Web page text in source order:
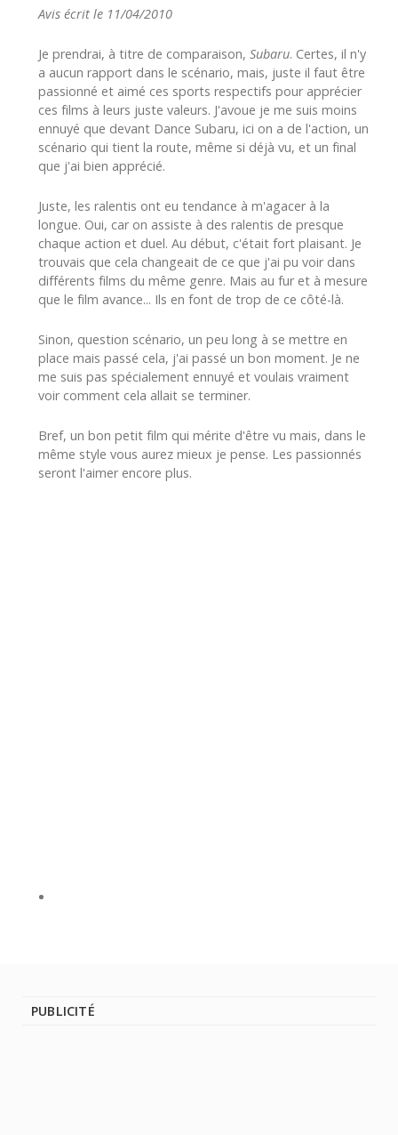
Avis écrit le 11/04/2010
Je prendrai, à titre de comparaison, Subaru. Certes, il n'y
a aucun rapport dans le scénario, mais, juste il faut être
passionné et aimé ces sports respectifs pour apprécier
ces films à leurs juste valeurs. J'avoue je me suis moins
ennuyé que devant Dance Subaru, ici on a de l'action, un
scénario qui tient la route, même si déjà vu, et un final
que j'ai bien apprécié.
Juste, les ralentis ont eu tendance à m'agacer à la
longue. Oui, car on assiste à des ralentis de presque
chaque action et duel. Au début, c'était fort plaisant. Je
trouvais que cela changeait de ce que j'ai pu voir dans
différents films du même genre. Mais au fur et à mesure
que le film avance... Ils en font de trop de ce côté-là.
Sinon, question scénario, un peu long à se mettre en
place mais passé cela, j'ai passé un bon moment. Je ne
me suis pas spécialement ennuyé et voulais vraiment
voir comment cela allait se terminer.
Bref, un bon petit film qui mérite d'être vu mais, dans le
même style vous aurez mieux je pense. Les passionnés
seront l'aimer encore plus.
PUBLICITÉ